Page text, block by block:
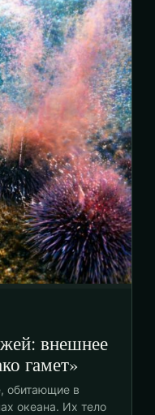
внешнее
гамет»
обитающие в
океана. Их тело